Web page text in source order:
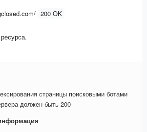
200 OK
страницы поисковыми ботами
должен быть 200